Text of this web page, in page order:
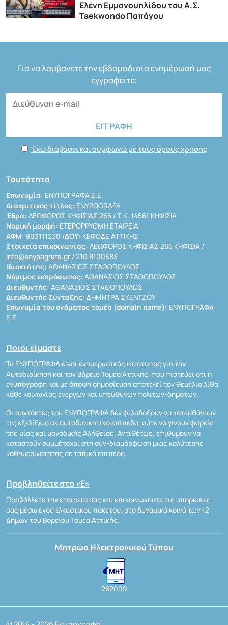
Ελένη Εμμανουηλίδου του Α.Σ.
Taekwondo Παπάγου
Για να λαμβάνετε την εβδομαδιαία ενημέρωσή μας
εγγραφείτε:
Έχω διαβάσει και συμφωνώ με τους όρους χρήσης
Ταυτότητα
Επωνυμία: ΕΝΥΠΟΓΡΑΦΑ Ε.Ε.
Διακριτικός τίτλος: ENYPOGRAFA
Έδρα: ΛΕΩΦΟΡΟΣ ΚΗΦΙΣΙΑΣ 265 / Τ.Κ. 14561 ΚΗΦΙΣΙΑ
Νομική μορφή: ΕΤΕΡΟΡΡΥΘΜΗ ΕΤΑΙΡΕΙΑ
ΑΦΜ: 803111230 /ΔΟΥ: ΚΕΦΟΔΕ ΑΤΤΙΚΗΣ
Στοιχεία επικοινωνίας: ΛΕΩΦΟΡΟΣ ΚΗΦΙΣΙΑΣ 265 ΚΗΦΙΣΙΑ /
info@enypografa.gr / 210 8100583
Ιδιοκτήτης: ΑΘΑΝΑΣΙΟΣ ΣΤΑΘΟΠΟΥΛΟΣ
Νόμιμος εκπρόσωπος: ΑΘΑΝΑΣΙΟΣ ΣΤΑΘΟΠΟΥΛΟΣ
Διευθυντής: ΑΘΑΝΑΣΙΟΣ ΣΤΑΘΟΠΟΥΛΟΣ
Διευθυντής Σύνταξης: ΔΗΜΗΤΡΑ ΣΚΕΝΤΖΟΥ
Επωνυμία του ονόματος τομέα (domain name): ΕΝΥΠΟΓΡΑΦΑ
Ε.Ε.
Ποιοι είμαστε
Το ΕΝΥΠΟΓΡΑΦΑ είναι ενημερωτικός ιστότοπος για την
Αυτοδιοίκηση και τον Βόρειο Τομέα Αττικής, που πιστεύει ότι η
ενυπόγραφη και με άποψη δημοσίευση αποτελεί τον θεμέλιο λίθο
κάθε κοινωνίας ενεργών και υπεύθυνων πολιτών-δημοτών.
Οι συντάκτες του ΕΝΥΠΟΓΡΑΦΑ δεν φιλοδοξούν να κατευθύνουν
τις εξελίξεις σε αυτοδιοικητικό επίπεδο, ούτε να γίνουν φορείς
της μίας και μοναδικής Αλήθειας. Αντιθέτως, επιθυμούν να
καταστούν συμμέτοχοι στη συν-διαμόρφωση μιας καλύτερης
καθημερινότητας σε τοπικό επίπεδο.
Προβληθείτε στο «Ε»
Προβάλλετε την εταιρεία σας και επικοινωνήστε τις υπηρεσίες
σας μέσω ενός ελκυστικού πακέτου, στο δυναμικό κοινό των 12
Δήμων του Βορείου Τομέα Αττικής.
Μητρώο Ηλεκτρονικού Τύπου
262009